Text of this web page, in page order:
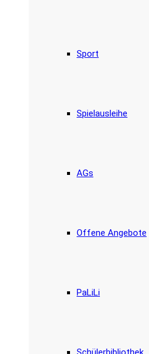
Sport
Spielausleihe
AGs
Offene Angebote
PaLiLi